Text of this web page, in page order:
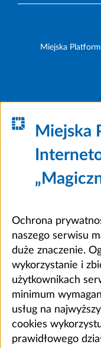
Miejska
Miejska
Ochrona
naszego serwisu
duże znaczenie.
wykorzystanie i
użytkownikach
minimum
usług na
cookies
prawidłowego